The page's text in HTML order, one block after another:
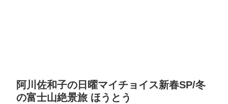
阿川佐和子の日曜マイチョイス新春SP/冬
の富士山絶景旅 ほうとう